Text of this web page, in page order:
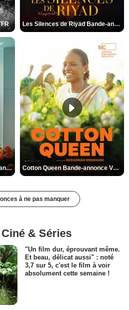
Les Silences de Riyad Bande-annonce VO STFR
Des Fleurs pour Tokyo Bande-annonce VO STFR Cotton Queen Bande-annonce VO STFR
à ne pas manquer
& Séries
"Un film dur, éprouvant même.
Et beau, délicat aussi" : noté
3,7 sur 5, c'est le film à voir
absolument cette semaine !